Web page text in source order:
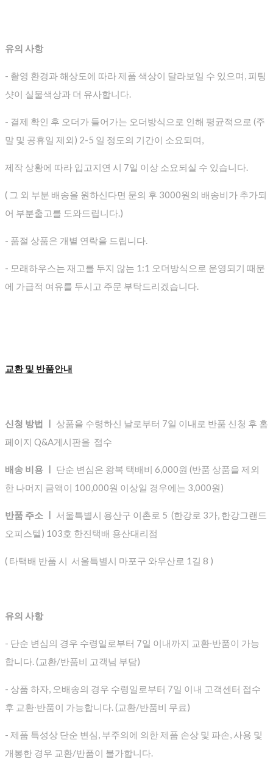
유의 사항
- 촬영 환경과 해상도에 따라 제품 색상이 달라보일 수 있으며, 피팅
샷이 실물색상과 더 유사합니다.
- 결제 확인 후 오더가 들어가는 오더방식으로 인해 평균적으로 (주
말 및 공휴일 제외) 2-5 일 정도의 기간이 소요되며,
제작 상황에 따라 입고지연 시 7일 이상 소요되실 수 있습니다.
( 그 외 부분 배송을 원하신다면 문의 후 3000원의 배송비가 추가되
어 부분출고를 도와드립니다.)
- 품절 상품은 개별 연락을 드립니다.
- 모래하우스는 재고를 두지 않는 1:1 오더방식으로 운영되기 때문
에 가급적 여유를 두시고 주문 부탁드리겠습니다.
교환 및 반품안내
신청 방법 ㅣ 상품을 수령하신 날로부터 7일 이내로 반품 신청 후 홈
페이지 Q&A게시판을 접수
배송 비용 ㅣ
단순 변심은 왕복 택배비 6,000원 (반품 상품을 제외
한 나머지 금액이 100,000원 이상일 경우에는 3,000원)
반품 주소 ㅣ 서울특별시 용산구 이촌로 5 (한강로 3가, 한강그랜드
오피스텔) 103호 한진택배 용산대리점
( 타택배 반품 시 서울특별시 마포구 와우산로 1길 8 )
유의 사항
- 단순 변심의 경우 수령일로부터 7일 이내까지 교환∙반품이 가능
합니다. (교환/반품비 고객님 부담)
- 상품 하자, 오배송의 경우 수령일로부터 7일 이내 고객센터 접수
후 교환∙반품이 가능합니다. (교환/반품비 무료)
- 제품 특성상 단순 변심, 부주의에 의한 제품 손상 및 파손, 사용 및
개봉한 경우 교환/반품이 불가합니다.